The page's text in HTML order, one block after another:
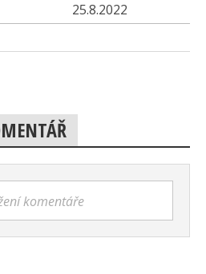
25.8.2022
komentáře